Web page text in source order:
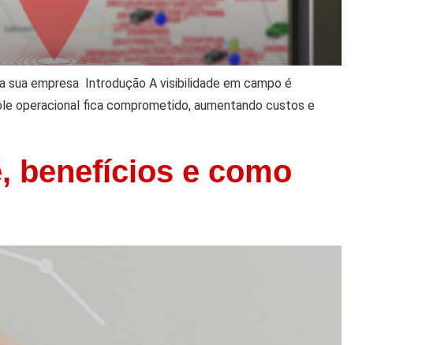
empresa Introdução A visibilidade em campo é
operacional fica comprometido, aumentando custos e
benefícios e como